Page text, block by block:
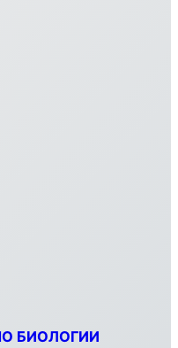
БИОЛОГИИ